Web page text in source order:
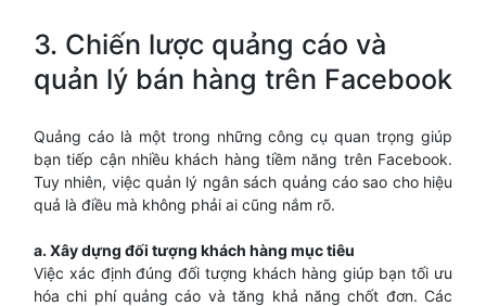
3. Chiến lược quảng cáo và
quản lý bán hàng trên Facebook
Quảng cáo là một trong những công cụ quan trọng giúp
bạn tiếp cận nhiều khách hàng tiềm năng trên Facebook.
Tuy nhiên, việc quản lý ngân sách quảng cáo sao cho hiệu
quả là điều mà không phải ai cũng nắm rõ.
a. Xây dựng đối tượng khách hàng mục tiêu
Việc xác định đúng đối tượng khách hàng giúp bạn tối ưu
hóa chi phí quảng cáo và tăng khả năng chốt đơn. Các